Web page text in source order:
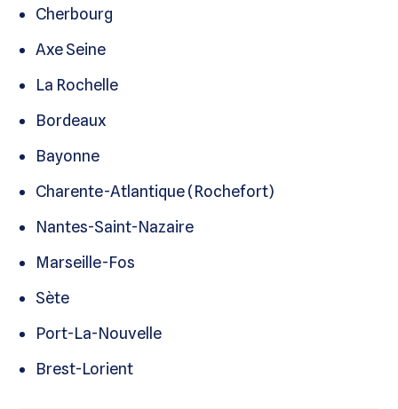
Cherbourg
Axe Seine
La Rochelle
Bordeaux
Bayonne
Charente-Atlantique (Rochefort)
Nantes-Saint-Nazaire
Marseille-Fos
Sète
Port-La-Nouvelle
Brest-Lorient